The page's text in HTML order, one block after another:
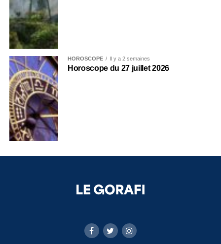
HOROSCOPE Il y a 2 semaines
Horoscope du 27 juillet 2026